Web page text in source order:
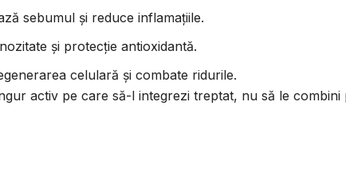
sebumul și reduce inflamațiile.
și protecție antioxidantă.
celulară și combate ridurile.
activ pe care să-l integrezi treptat, nu să le combini